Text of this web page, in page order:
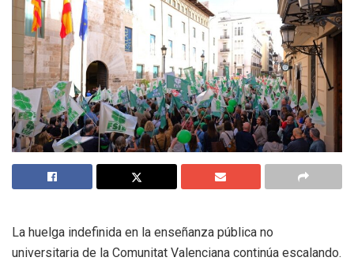
La huelga indefinida en la enseñanza pública no
universitaria de la Comunitat Valenciana continúa escalando.